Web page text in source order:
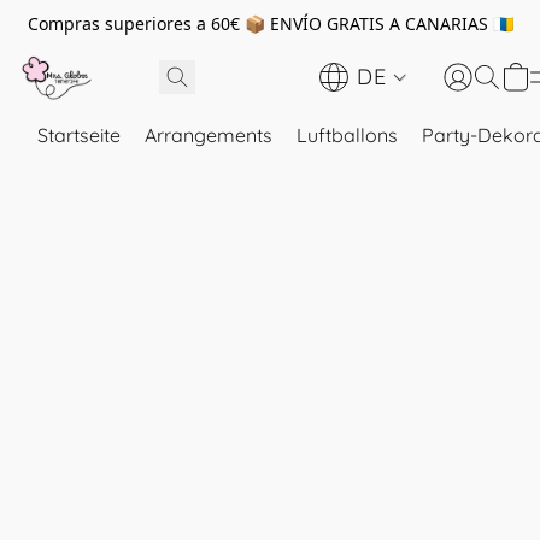
Compras superiores a 60€ 📦 ENVÍO GRATIS A CANARIAS 🇮🇨
DE
Startseite Arrangements Luftballons Party-